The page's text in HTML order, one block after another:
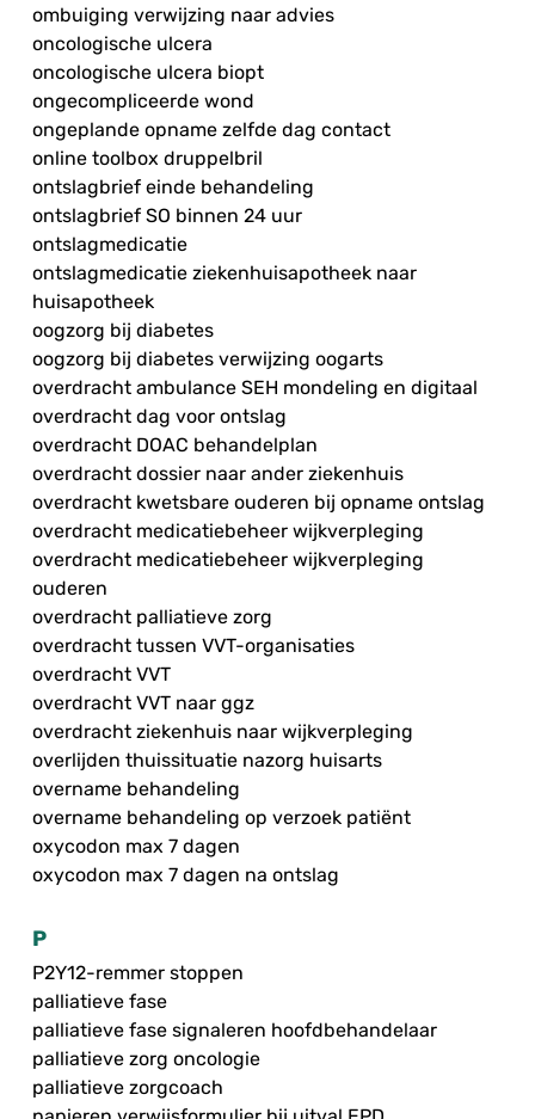
ombuiging verwijzing naar advies
oncologische ulcera
oncologische ulcera biopt
ongecompliceerde wond
ongeplande opname zelfde dag contact
online toolbox druppelbril
ontslagbrief einde behandeling
ontslagbrief SO binnen 24 uur
ontslagmedicatie
ontslagmedicatie ziekenhuisapotheek naar
huisapotheek
oogzorg bij diabetes
oogzorg bij diabetes verwijzing oogarts
overdracht ambulance SEH mondeling en digitaal
overdracht dag voor ontslag
overdracht DOAC behandelplan
overdracht dossier naar ander ziekenhuis
overdracht kwetsbare ouderen bij opname ontslag
overdracht medicatiebeheer wijkverpleging
overdracht medicatiebeheer wijkverpleging
ouderen
overdracht palliatieve zorg
overdracht tussen VVT-organisaties
overdracht VVT
overdracht VVT naar ggz
overdracht ziekenhuis naar wijkverpleging
overlijden thuissituatie nazorg huisarts
overname behandeling
overname behandeling op verzoek patiënt
oxycodon max 7 dagen
oxycodon max 7 dagen na ontslag
P
P2Y12-remmer stoppen
palliatieve fase
palliatieve fase signaleren hoofdbehandelaar
palliatieve zorg oncologie
palliatieve zorgcoach